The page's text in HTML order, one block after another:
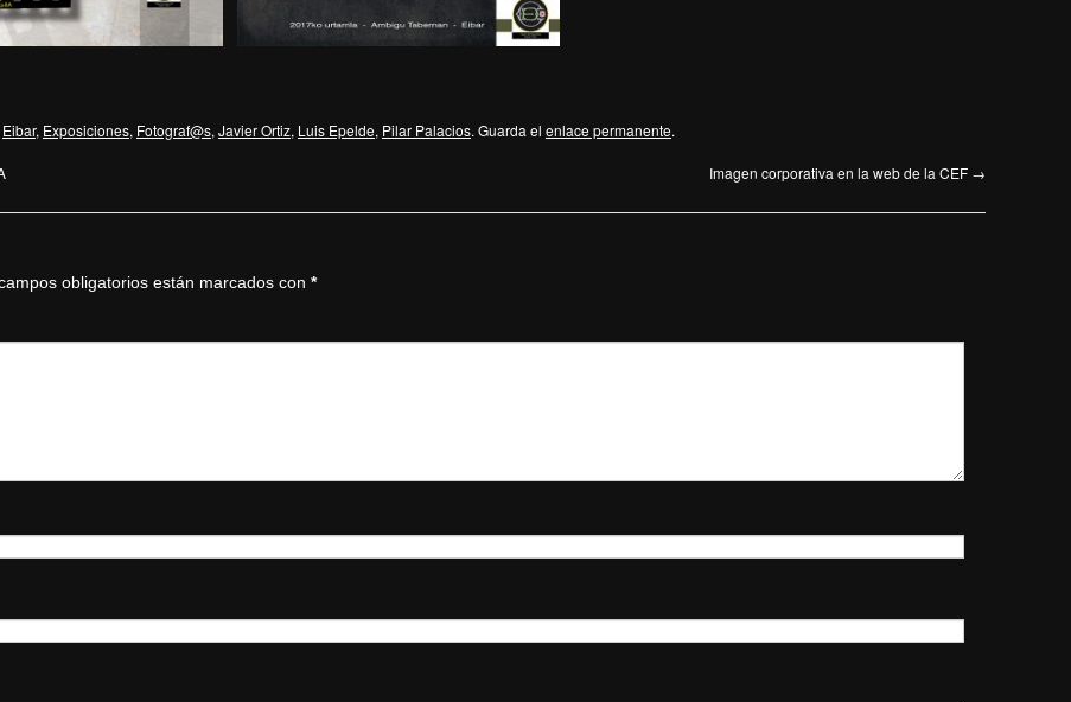
Eibar, Exposiciones, Fotograf@s, Javier Ortiz, Luis Epelde, Pilar Palacios. Guarda el enlace permanente.
Imagen corporativa en la web de la CEF →
obligatorios están marcados con *